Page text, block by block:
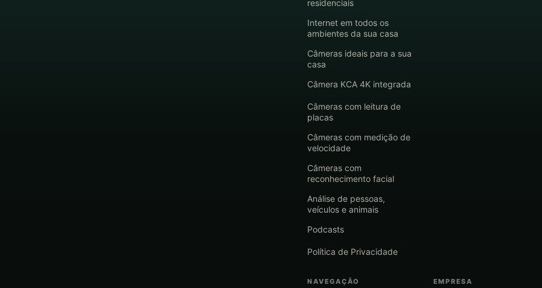
residenciais
Internet em todos os
ambientes da sua casa
Câmeras ideais para a sua
casa
Câmera KCA 4K integrada
Câmeras com leitura de
placas
Câmeras com medição de
velocidade
Câmeras com
reconhecimento facial
Análise de pessoas,
veículos e animais
Podcasts
Política de Privacidade
NAVEGAÇÃO EMPRESA